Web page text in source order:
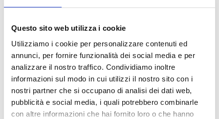
Questo sito web utilizza i cookie
Utilizziamo i cookie per personalizzare contenuti ed
annunci, per fornire funzionalità dei social media e per
analizzare il nostro traffico. Condividiamo inoltre
informazioni sul modo in cui utilizzi il nostro sito con i
nostri partner che si occupano di analisi dei dati web,
pubblicità e social media, i quali potrebbero combinarle
con altre informazioni che hai fornito loro o che hanno
Week per tutte e cinque le giornate della
desk in Piazza San Bernardo e altri espositori
nell’area, dove si potranno degustare i prodotti del
biscottificio e delle altre aziende (Bonifanti, Duca
d’Alba) che oggi compongono un gruppo industriale
che opera in Liguria e in Piemonte, vende in tutta
Italia e si sta affermando sui mercati internazionali
con prodotti di alta qualità.